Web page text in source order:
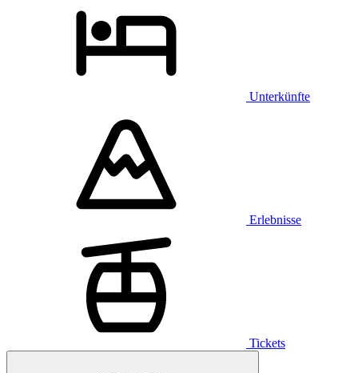
Unterkünfte
Erlebnisse
Tickets